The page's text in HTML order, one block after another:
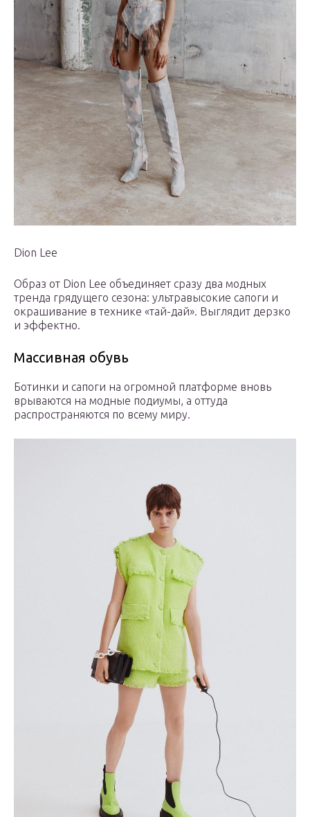
Dion Lee
Образ от Dion Lee объединяет сразу два модных
тренда грядущего сезона: ультравысокие сапоги и
окрашивание в технике «тай-дай». Выглядит дерзко
и эффектно.
Массивная обувь
Ботинки и сапоги на огромной платформе вновь
врываются на модные подиумы, а оттуда
распространяются по всему миру.